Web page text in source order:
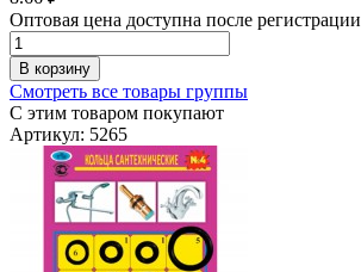
Оптовая цена доступна после регистрации
В корзину
Смотреть все товары группы
С этим товаром покупают
Артикул: 5265